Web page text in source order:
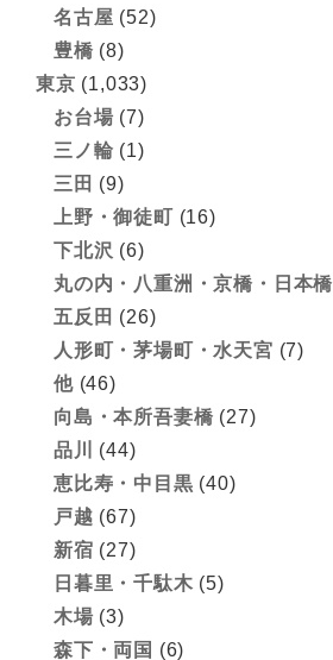
名古屋 (52)
豊橋 (8)
東京 (1,033)
お台場 (7)
三ノ輪 (1)
三田 (9)
上野・御徒町 (16)
下北沢 (6)
丸の内・八重洲・京橋・日本橋
五反田 (26)
人形町・茅場町・水天宮 (7)
他(46)
向島・本所吾妻橋 (27)
品川
(44)
恵比寿・中目黒 (40)
戸越 (67)
新宿 (27)
日暮里・千駄木 (5)
木場 (3)
森下・両国 (6)